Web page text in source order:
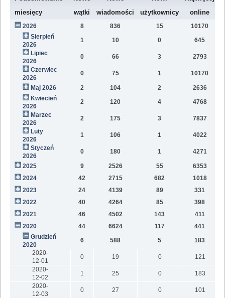
miesięcy
wątki
wiadomości
użytkownicy
online
2026 8 836 15 10170
Sierpień
2026
1 10 0 645
Lipiec
2026
0 66 3 2793
Czerwiec
2026
0 75 1 10170
Maj 2026 2 104 2 2636
Kwiecień
2026
2 120 4 4768
Marzec
2026
2 175 3 7837
Luty
2026
1 106 1 4022
Styczeń
2026
0 180 1 4271
2025 9 2526 55 6353
2024
42 2715 682 1018
2023
24 4139 89 331
2022
40 4264 85 398
2021
46 4502 143 411
2020
44 6624 117 441
Grudzień
2020
6 588 5 183
2020-
12-01
0 19 0
121
2020-
12-02
1 25 0
183
2020-
12-03
0 27 0
101